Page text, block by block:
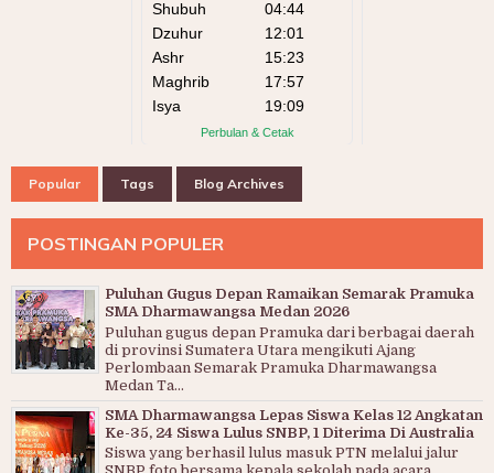
Popular Tags Blog Archives
POSTINGAN POPULER
Puluhan Gugus Depan Ramaikan Semarak Pramuka
SMA Dharmawangsa Medan 2026
Puluhan gugus depan Pramuka dari berbagai daerah
di provinsi Sumatera Utara mengikuti Ajang
Perlombaan Semarak Pramuka Dharmawangsa
Medan Ta...
SMA Dharmawangsa Lepas Siswa Kelas 12 Angkatan
Ke-35, 24 Siswa Lulus SNBP, 1 Diterima Di Australia
Siswa yang berhasil lulus masuk PTN melalui jalur